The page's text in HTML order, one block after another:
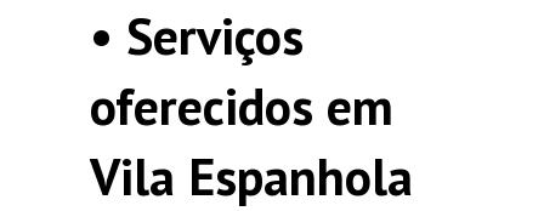
• Serviços
oferecidos em
Vila Espanhola